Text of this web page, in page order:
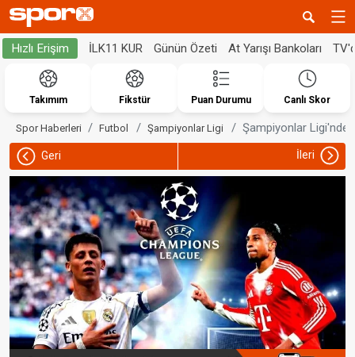
Hızlı Erişim İLK11 KUR Günün Özeti At Yarışı Bankoları
Takımım Fikstür Puan Durumu Canlı Skor
Spor Haberleri Futbol Şampiyonlar Ligi Şampiyonlar Ligi'nde
Geri İleri